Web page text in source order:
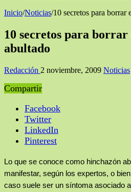
Inicio/Noticias/10 secretos para borrar
10 secretos para
abultado
Redacción 2 noviembre, 2009 Noticias
Compartir
Facebook
Twitter
LinkedIn
Pinterest
Lo que se conoce como hinchazón
manifestar, según los expertos, o
caso suele ser un síntoma asociado